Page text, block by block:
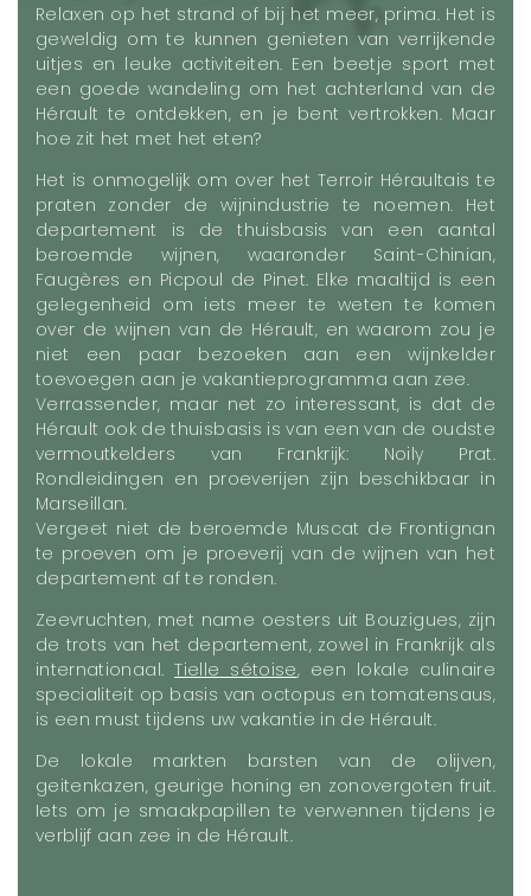
Relaxen op het strand of bij het meer, prima. Het is
geweldig om te kunnen genieten van verrijkende
uitjes en leuke activiteiten. Een beetje sport met
een goede wandeling om het achterland van de
Hérault te ontdekken, en je bent vertrokken. Maar
hoe zit het met het eten?
Het is onmogelijk om over het Terroir Héraultais te
praten zonder de wijnindustrie te noemen. Het
departement is de thuisbasis van een aantal
beroemde wijnen, waaronder Saint-Chinian,
Faugères en Picpoul de Pinet. Elke maaltijd is een
gelegenheid om iets meer te weten te komen
over de wijnen van de Hérault, en waarom zou je
niet een paar bezoeken aan een wijnkelder
toevoegen aan je vakantieprogramma aan zee.
Verrassender, maar net zo interessant, is dat de
Hérault ook de thuisbasis is van een van de oudste
vermoutkelders van Frankrijk: Noily Prat.
Rondleidingen en proeverijen zijn beschikbaar in
Marseillan.
Vergeet niet de beroemde Muscat de Frontignan
te proeven om je proeverij van de wijnen van het
departement af te ronden.
Zeevruchten, met name oesters uit Bouzigues, zijn
de trots van het departement, zowel in Frankrijk als
internationaal.Tielle sétoise, een lokale culinaire
specialiteit op basis van octopus en tomatensaus,
is een must tijdens uw vakantie in de Hérault.
De lokale markten barsten van de olijven,
geitenkazen, geurige honing en zonovergoten fruit.
Iets om je smaakpapillen te verwennen tijdens je
verblijf aan zee in de Hérault.